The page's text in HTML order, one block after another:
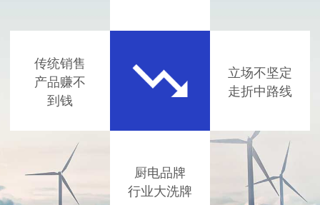
传统销售
产品赚不
到钱
立场不坚定
走折中路线
厨电品牌
行业大洗牌